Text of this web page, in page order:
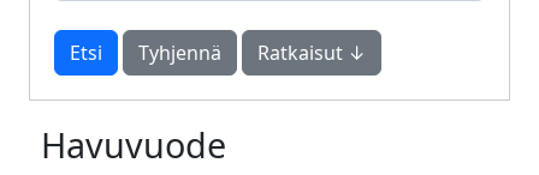
Tyhjennä Ratkaisut ↓
Havuvuode